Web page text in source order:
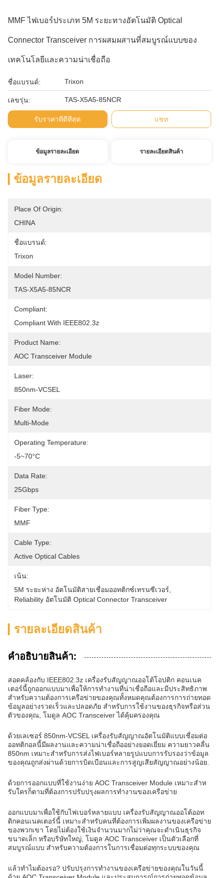
MMF ไฟเบอร์ประเภท 5M ระยะทางอัตโนมัติ Optical
Connector Transceiver การผสมผสานที่สมบูรณ์แบบของ
เทคโนโลยีและความน่าเชื่อถือ
ชื่อแบรนด์: Trixon
เลขรุ่น: TAS-X5A5-85NCR
รับราคาที่ดีที่สุด แชท
ข้อมูลรายละเอียด รายละเอียดสินค้า
ข้อมูลรายละเอียด
Place Of Origin:
CHINA
ชื่อแบรนด์:
Trixon
Model Number:
TAS-X5A5-85NCR
Compliant:
Compliant With IEEE802.3z
Product Name:
AOC Transceiver Module
Laser:
850nm-VCSEL
Fiber Mode:
Multi-Mode
Operating Temperature:
-5~70°C
Data Rate:
25Gbps
Fiber Type:
MMF
Cable Type:
Active Optical Cables
เน้น:
5M ระยะห่าง อัตโนมัติสายเชื่อมออทติกซ์เทรนซีเวอร์
Reliability อัตโนมัติ Optical Connector Transceiver
รายละเอียดสินค้า
คําอธิบายสินค้า:
สอดคล้องกับ IEEE802.3z เครื่องรับสัญญาณออโต้โอปติก คอนเนค
เตอร์นี้ถูกออกแบบมาเพื่อให้การทํางานที่น่าเชื่อถือและมีประสิทธิภาพ
สําหรับความต้องการเครือข่ายของคุณทั้งหมดคุณต้องการการถ่ายทอด
ข้อมูลอย่างรวดเร็วและปลอดภัย สําหรับการใช้งานของธุรกิจหรือส่วน
ตัวของคุณ, โมดูล AOC Transceiver ได้คุ้มครองคุณ
ด้วยเลเซอร์ 850nm-VCSEL เครื่องรับสัญญาณอัตโนมัติแบบเชื่อมต่อ
ออทติกอลนี้มีผลงานและความน่าเชื่อถืออย่างยอดเยี่ยม ความยาวคลื่น
850nm เหมาะสําหรับการส่งไฟเบอร์หลายรูปแบบการรับรองว่าข้อมูล
ของคุณถูกส่งผ่านด้วยการบิดเบือนและการสูญเสียสัญญาณอย่างน้อย.
ด้วยการออกแบบที่ใช้งานง่าย AOC Transceiver Module เหมาะสําห
รับใครก็ตามที่ต้องการปรับปรุงผลการทํางานของเครือข่าย
ออกแบบมาเพื่อใช้กับไฟเบอร์หลายแบบ เครื่องรับสัญญาณออโต้ออท
ติกคอนเนคเตอร์นี้ เหมาะสําหรับคนที่ต้องการเพิ่มผลงานของเครือข่าย
ของพวกเขา โดยไม่ต้องใช้เงินจํานวนมากไม่ว่าคุณจะดําเนินธุรกิจ
ขนาดเล็ก หรือบริษัทใหญ่, โมดูล AOC Transceiver เป็นตัวเลือกที่
สมบูรณ์แบบ สําหรับความต้องการในการเชื่อมต่อทุกระบบของคุณ
แล้วทําไมต้องรอ? ปรับปรุงการทํางานของเครือข่ายของคุณในวันนี้